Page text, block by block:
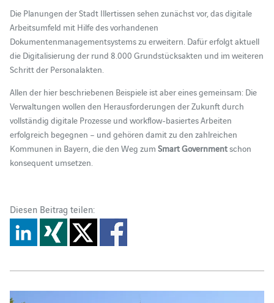
Die Planungen der Stadt Illertissen sehen zunächst vor, das digitale
Arbeitsumfeld mit Hilfe des vorhandenen
Dokumentenmanagementsystems zu erweitern. Dafür erfolgt aktuell
die Digitalisierung der rund 8.000 Grundstücksakten und im weiteren
Schritt der Personalakten.
Allen der hier beschriebenen Beispiele ist aber eines gemeinsam: Die
Verwaltungen wollen den Herausforderungen der Zukunft durch
vollständig digitale Prozesse und workflow-basiertes Arbeiten
erfolgreich begegnen – und gehören damit zu den zahlreichen
Kommunen in Bayern, die den Weg zum Smart Governmentschon
konsequent umsetzen.
Diesen Beitrag teilen: